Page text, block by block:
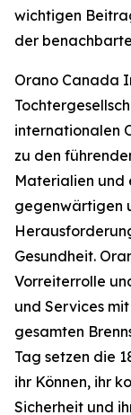
wichtigen
der
Orano Canada
internationalen
zu den
Materialien und
gegenwärtigen
Gesundheit.
Vorreiterrolle
und Services
gesamten
Tag setzen die
ihr Können, ihr
Sicherheit und